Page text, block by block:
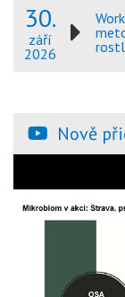
30.
září
2026
Nově